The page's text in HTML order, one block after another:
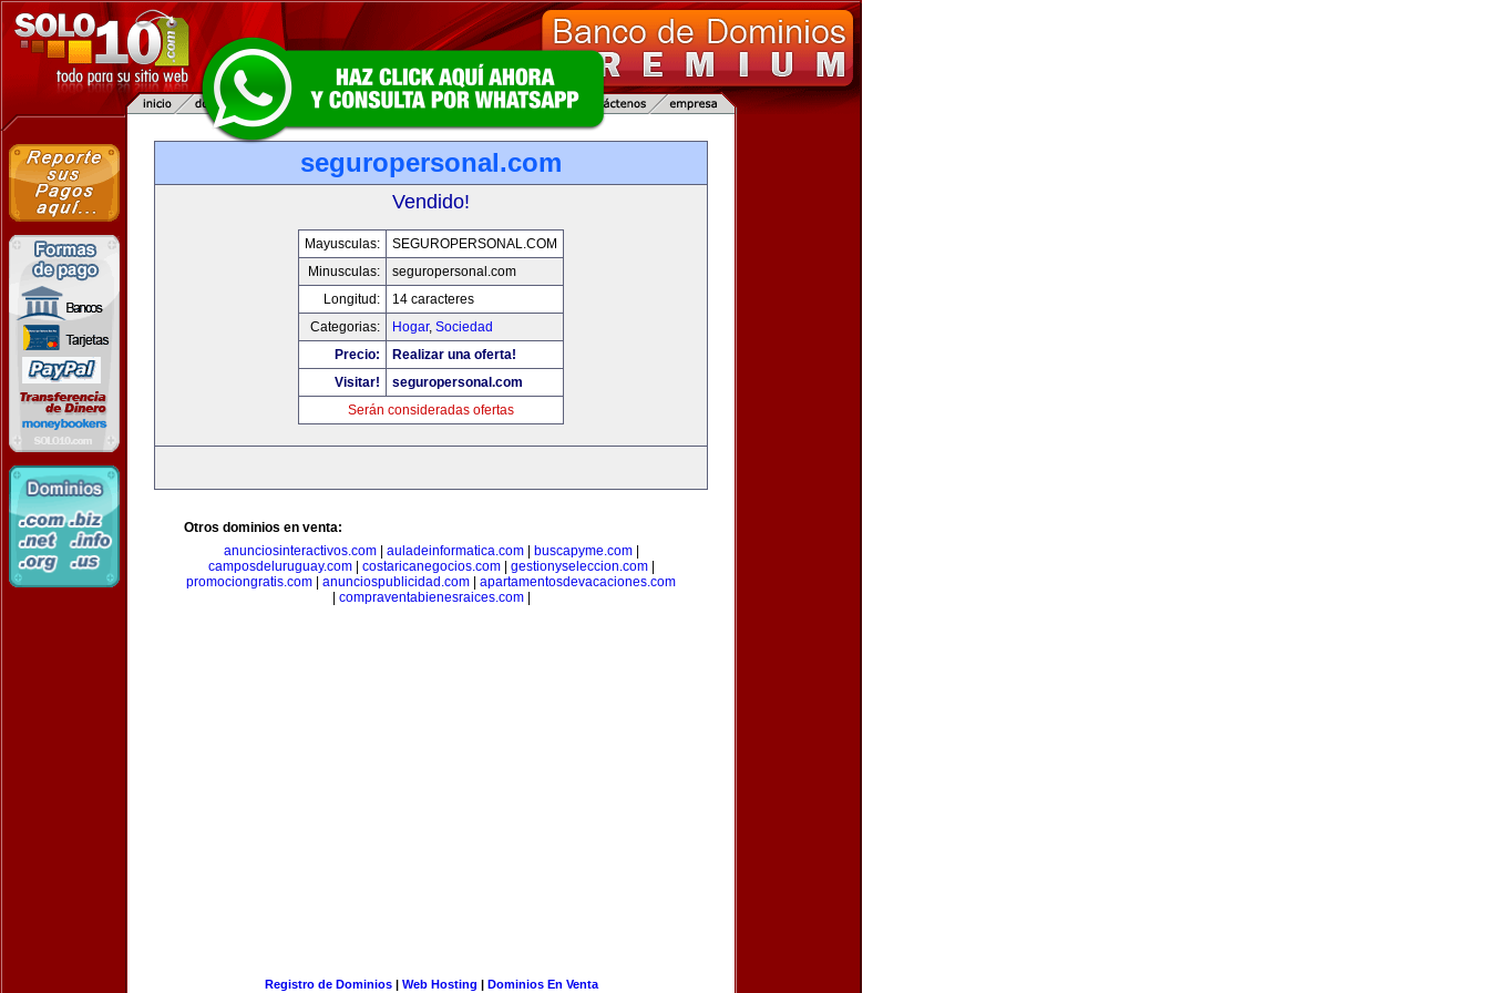
seguropersonal.com
Vendido!
Mayusculas:
SEGUROPERSONAL.COM
Minusculas:
seguropersonal.com
Longitud:
14 caracteres
Categorias:
Hogar, Sociedad
Precio:
Realizar una oferta!
Visitar!
seguropersonal.com
Serán consideradas ofertas
Otros dominios en venta:
anunciosinteractivos.com| auladeinformatica.com| buscapyme.com|
camposdeluruguay.com| costaricanegocios.com| gestionyseleccion.com|
promociongratis.com
anunciospublicidad.com
apartamentosdevacaciones.com
compraventabienesraices.com|
Registro de Dominios| Web Hosting | Dominios En Venta